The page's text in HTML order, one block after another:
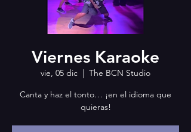
Viernes Karaoke
vie, 05 dic
  |
The BCN Studio
Canta y haz el tonto… ¡en el idioma que